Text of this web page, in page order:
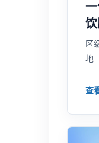
区
地
查